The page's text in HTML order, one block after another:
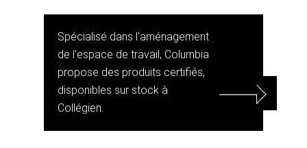
Spécialisé dans l'aménagement
de l'espace de travail, Columbia
propose des produits certifiés,
disponibles sur stock à
Collégien.